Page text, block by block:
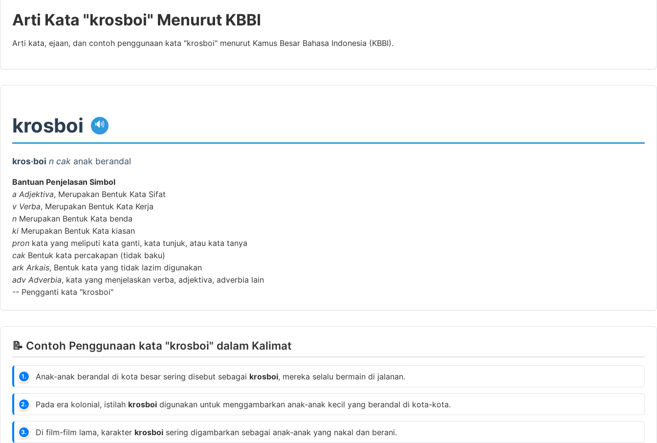
Arti Kata "krosboi" Menurut KBBI
Arti kata, ejaan, dan contoh penggunaan kata "krosboi" menurut Kamus Besar Bahasa Indonesia (KBBI).
krosboi 🔊
kros·boi n cak anak berandal
Bantuan Penjelasan Simbol
a Adjektiva, Merupakan Bentuk Kata Sifat
v Verba, Merupakan Bentuk Kata Kerja
n Merupakan Bentuk Kata benda
ki Merupakan Bentuk Kata kiasan
pron kata yang meliputi kata ganti, kata tunjuk, atau kata tanya
cak Bentuk kata percakapan (tidak baku)
ark Arkais, Bentuk kata yang tidak lazim digunakan
adv Adverbia, kata yang menjelaskan verba, adjektiva, adverbia lain
-- Pengganti kata "krosboi"
📝 Contoh Penggunaan kata "krosboi" dalam Kalimat
1. Anak-anak berandal di kota besar sering disebut sebagai krosboi, mereka selalu bermain di jalanan.
2. Pada era kolonial, istilah krosboi digunakan untuk menggambarkan anak-anak kecil yang berandal di kota-kota.
3. Di film-film lama, karakter krosboi sering digambarkan sebagai anak-anak yang nakal dan berani.